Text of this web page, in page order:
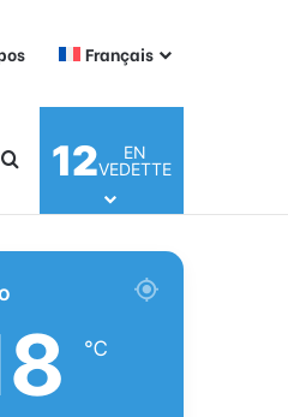
Français
skin
Rechercher
12
EN
VEDETTE
℃